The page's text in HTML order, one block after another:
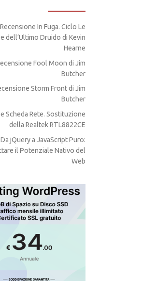
Recensione In Fuga. Ciclo Le
dell’Ultimo Druido di Kevin
Hearne
Fool Moon di Jim
Butcher
Storm Front di Jim
Butcher
Scheda Rete. Sostituzione
della Realtek RTL8822CE
Da jQuery a JavaScript Puro:
il Potenziale Nativo del
Web